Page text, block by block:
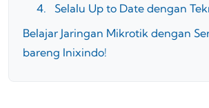
4. Selalu Up to Date dengan
Belajar Jaringan Mikrotik dengan
bareng Inixindo!